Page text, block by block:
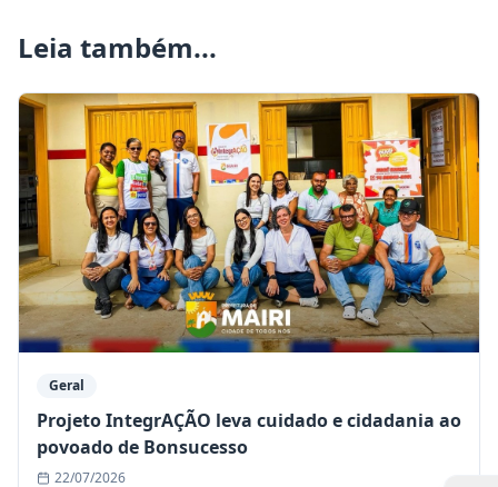
Leia também...
Geral
Projeto IntegrAÇÃO leva cuidado e cidadania ao
povoado de Bonsucesso
22/07/2026